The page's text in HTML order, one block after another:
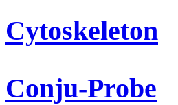
Cytoskeleton
Conju-Probe